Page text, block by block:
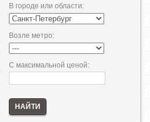
В городе или области:
Возле метро:
С максимальной ценой:
НАЙТИ